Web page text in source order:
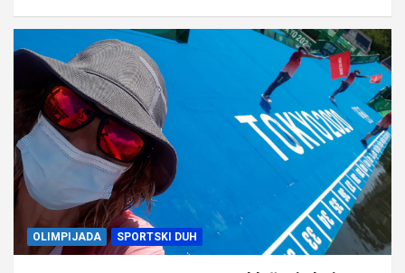
OLIMPIJADA SPORTSKI DUH